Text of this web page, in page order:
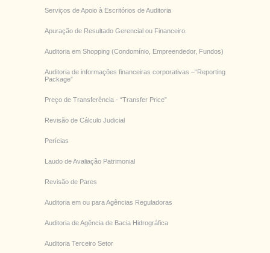
Serviços de Apoio à Escritórios de Auditoria
Apuração de Resultado Gerencial ou Financeiro.
Auditoria em Shopping (Condomínio, Empreendedor, Fundos)
Auditoria de informações financeiras corporativas –“Reporting
Package”
Preço de Transferência - “Transfer Price”
Revisão de Cálculo Judicial
Perícias
Laudo de Avaliação Patrimonial
Revisão de Pares
Auditoria em ou para Agências Reguladoras
Auditoria de Agência de Bacia Hidrográfica
Auditoria Terceiro Setor